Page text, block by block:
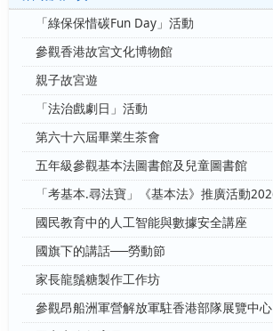
「綠保保惜碳Fun Day」活動
參觀香港故宮文化博物館
親子故宮遊
「法治戲劇日」活動
第六十六屆畢業生茶會
五年級參觀基本法圖書館及兒童圖書館
「考基本.尋法寶」《基本法》推廣活動
國民教育中的人工智能與數據安全講座
國旗下的講話──勞動節
家長龍鬚糖製作工作坊
參觀昂船洲軍營解放軍駐香港部隊展覽中心